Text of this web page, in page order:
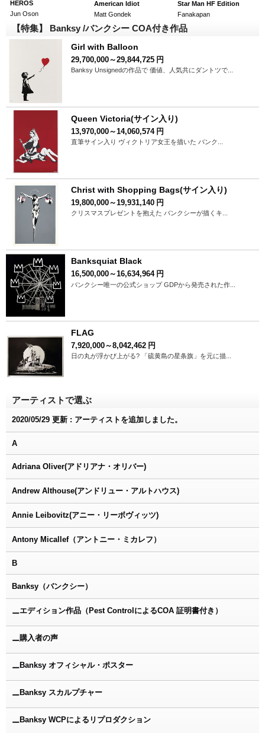
HEROS
Jun Oson
American Idiot
Matt Gondek
Star Man HF Edition
Fanakapan
【特集】 Banksy /バンクシー COA付き作品
Girl with Balloon
29,700,000～29,844,725 円
Banksy Unsignedの作品で 価値、人気共にダントツで...
Queen Victoria(サイン入り)
13,970,000～14,060,574 円
直筆サイン入り ヴィクトリア女王を描いた バンク...
Christ with Shopping Bags(サイン入り)
19,800,000～19,931,140 円
クリスマスプレゼントを抱えた バンクシーが描くキ...
Banksquiat Black
16,500,000～16,634,964 円
バンクシー唯一の公式ショップ GDPから発売された作...
FLAG
7,920,000～8,042,462 円
日の丸が浮かび上がる? 「硫黄島の星条旗」を元に描...
アーティストで選ぶ
2020/05/29 更新 : アーティストを追加しました。
A
Adriana Oliver(アドリアナ・オリバー)
Andrew Althouse(アンドリュー・アルトハウス)
Annie Leibovitz(アニー・リーボヴィッツ)
Antony Micallef（アントニー・ミカレフ）
B
Banksy（バンクシー）
ーエディション作品（Pest ControlによるCOA 証明書付き）
ー購入者の声
ーBanksy オフィシャル・ポスター
ーBanksy スカルプチャー
ーBanksy WCPによるリプロダクション